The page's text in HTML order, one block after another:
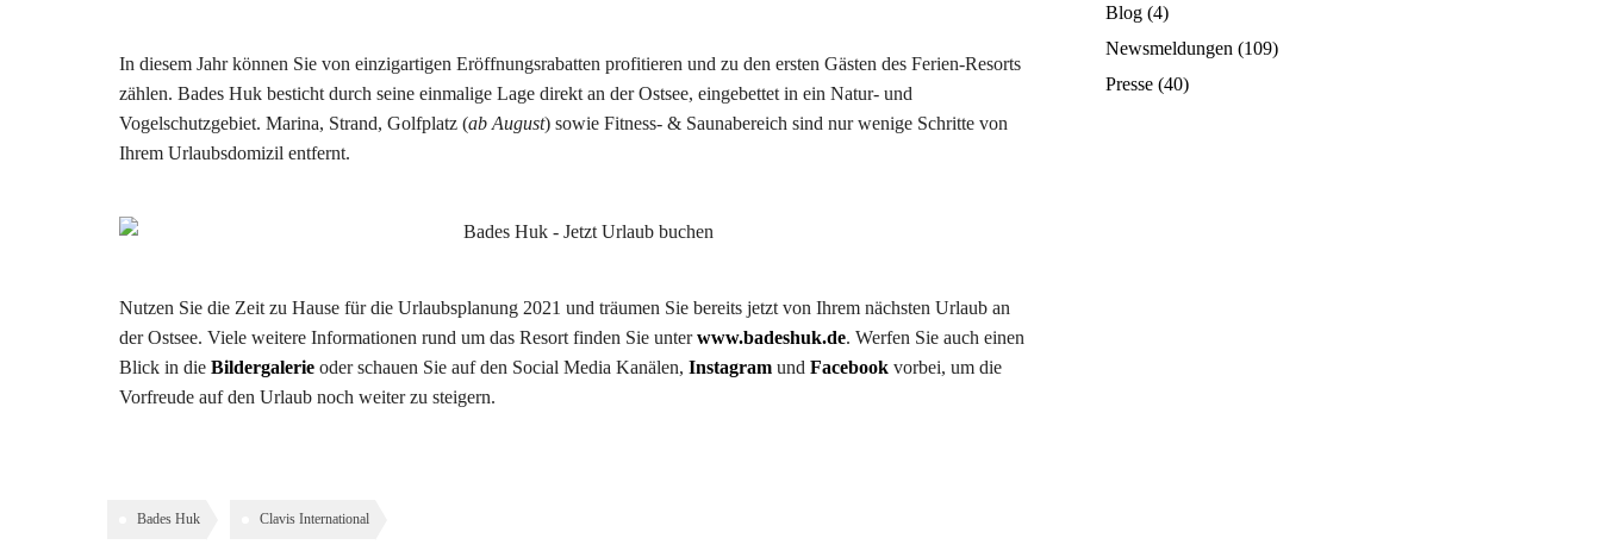
In diesem Jahr können Sie von einzigartigen Eröffnungsrabatten profitieren und zu den ersten Gästen des Ferien-Resorts
zählen. Bades Huk besticht durch seine einmalige Lage direkt an der Ostsee, eingebettet in ein Natur- und
Vogelschutzgebiet. Marina, Strand, Golfplatz (ab August) sowie Fitness- & Saunabereich sind nur wenige Schritte von
Ihrem Urlaubsdomizil entfernt.
Nutzen Sie die Zeit zu Hause für die Urlaubsplanung 2021 und träumen Sie bereits jetzt von Ihrem nächsten Urlaub an
der Ostsee. Viele weitere Informationen rund um das Resort finden Sie unterwww.badeshuk.de. Werfen Sie auch einen
Blick in die Bildergalerie oder schauen Sie auf den Social Media Kanälen, Instagram und Facebook vorbei, um die
Vorfreude auf den Urlaub noch weiter zu steigern.
Bades Huk Clavis International
Blog (4)
Newsmeldungen (109)
Presse (40)